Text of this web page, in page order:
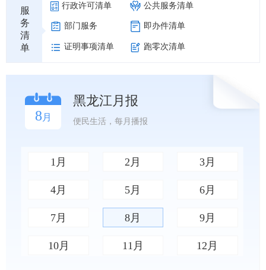
服
务
清
单
行政许可清单 公共服务清单
部门服务 即办件清单
证明事项清单 跑零次清单
8 月
黑龙江月报
便民生活，每月播报
1月 2月 3月
4月 5月 6月
7月 8月 9月
10月 11月 12月